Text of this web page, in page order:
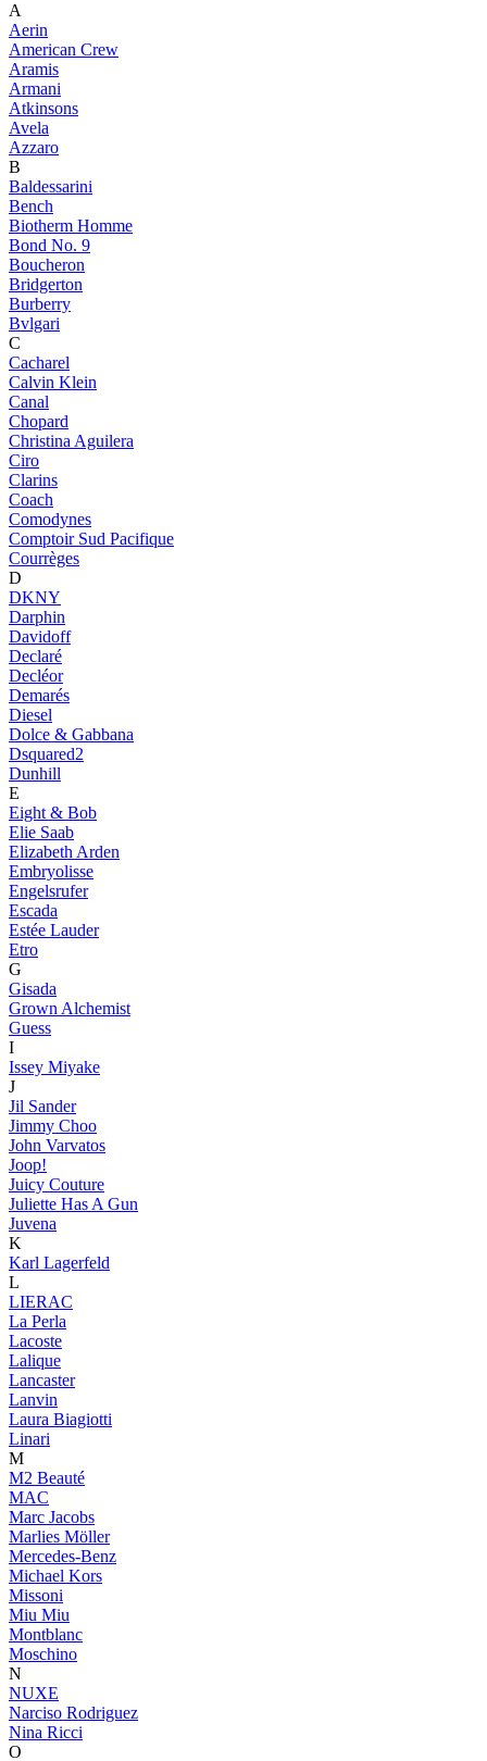
A
Aerin
American Crew
Aramis
Armani
Atkinsons
Avela
Azzaro
B
Baldessarini
Bench
Biotherm Homme
Bond No. 9
Boucheron
Bridgerton
Burberry
Bvlgari
C
Cacharel
Calvin Klein
Canal
Chopard
Christina Aguilera
Ciro
Clarins
Coach
Comodynes
Comptoir Sud Pacifique
Courrèges
D
DKNY
Darphin
Davidoff
Declaré
Decléor
Demarés
Diesel
Dolce & Gabbana
Dsquared2
Dunhill
E
Eight & Bob
Elie Saab
Elizabeth Arden
Embryolisse
Engelsrufer
Escada
Estée Lauder
Etro
G
Gisada
Grown Alchemist
Guess
I
Issey Miyake
J
Jil Sander
Jimmy Choo
John Varvatos
Joop!
Juicy Couture
Juliette Has A Gun
Juvena
K
Karl Lagerfeld
L
LIERAC
La Perla
Lacoste
Lalique
Lancaster
Lanvin
Laura Biagiotti
Linari
M
M2 Beauté
MAC
Marc Jacobs
Marlies Möller
Mercedes-Benz
Michael Kors
Missoni
Miu Miu
Montblanc
Moschino
N
NUXE
Narciso Rodriguez
Nina Ricci
O